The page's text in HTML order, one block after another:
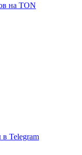
на TON
Telegram